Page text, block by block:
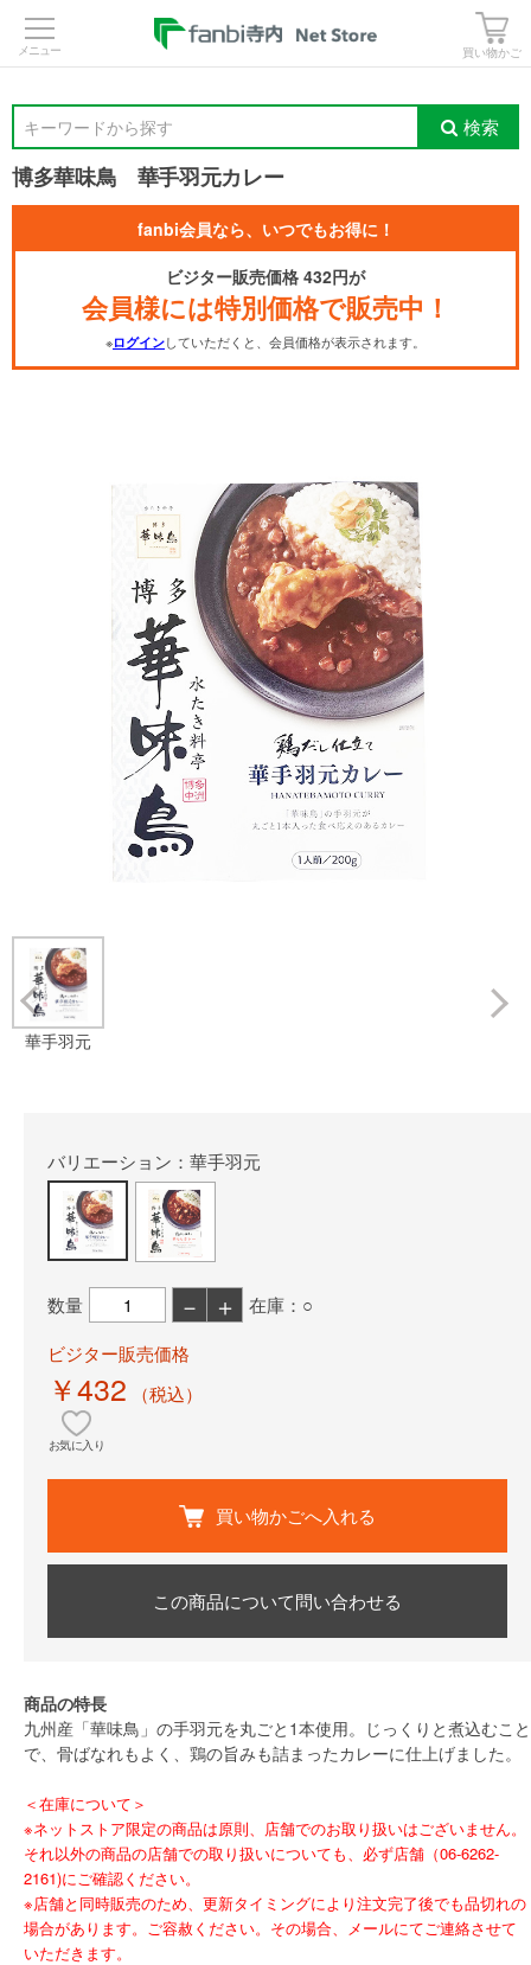
買い物かご
キーワードから探す 検索
博多華味鳥 華手羽元カレー
fanbi会員なら、いつでもお得に！
ビジター販売価格 432円が
会員様には特別価格で販売中！
※ログインしていただくと、会員価格が表示されます。
華手羽元
Prev
バリエーション：華手羽元
数量 － ＋
在庫：○
ビジター販売価格
￥432 （税込）
お気に入り
買い物かごへ入れる
この商品について問い合わせる
商品の特長
九州産「華味鳥」の手羽元を丸ごと1本使用。じっくりと煮込むこと
で、骨ばなれもよく、鶏の旨みも詰まったカレーに仕上げました。
＜在庫について＞
※ネットストア限定の商品は原則、店舗でのお取り扱いはございません。
それ以外の商品の店舗での取り扱いについても、必ず店舗（06-6262-
2161)にご確認ください。
※店舗と同時販売のため、更新タイミングにより注文完了後でも品切れの
場合があります。ご容赦ください。その場合、メールにてご連絡させて
いただきます。